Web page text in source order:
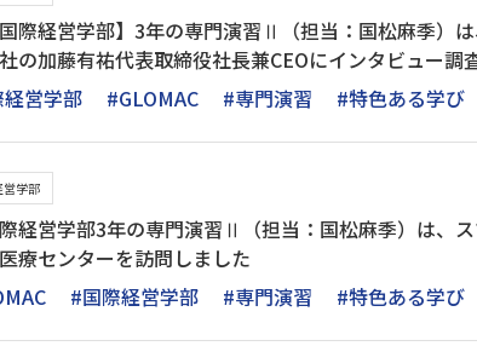
国際経営学部】3年の専門演習Ⅱ（担当：国松麻季）
の加藤有祐代表取締役社長兼CEOにインタビュー調
営学部
#GLOMAC #専門演習 #特色ある学び
営学部
経営学部3年の専門演習Ⅱ（担当：国松麻季）は、
療センターを訪問しました
#国際経営学部 #専門演習 #特色ある学び